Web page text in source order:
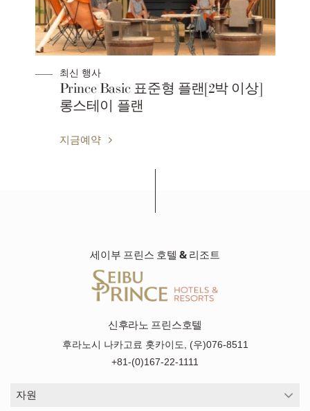
최신 행사
Prince Basic 표준형 플랜[2박 이상]
롱스테이 플랜
지금예약
세이부 프린스 호텔 & 리조트
신후라노 프린스호텔
후라노시 나카고료 홋카이도, (우)076-8511
+81-(0)167-22-1111
자원